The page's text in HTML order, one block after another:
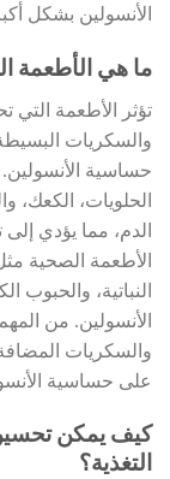
الأنسولين بشكل
ما هي الأطعمة
تؤثر الأطعمة
والسكريات
حساسية
الحلويات،
الدم، مما يؤدي
الأطعمة الصحية
النباتية،
الأنسولين. من
والسكريات
على حساسية
كيف يمكن
التغذية؟